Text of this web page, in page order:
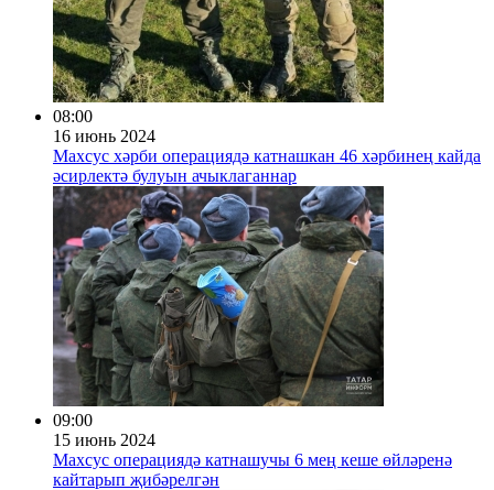
08:00
16 июнь 2024
Махсус хәрби операциядә катнашкан 46 хәрбинең кайда
әсирлектә булуын ачыклаганнар
09:00
15 июнь 2024
Махсус операциядә катнашучы 6 мең кеше өйләренә
кайтарып җибәрелгән